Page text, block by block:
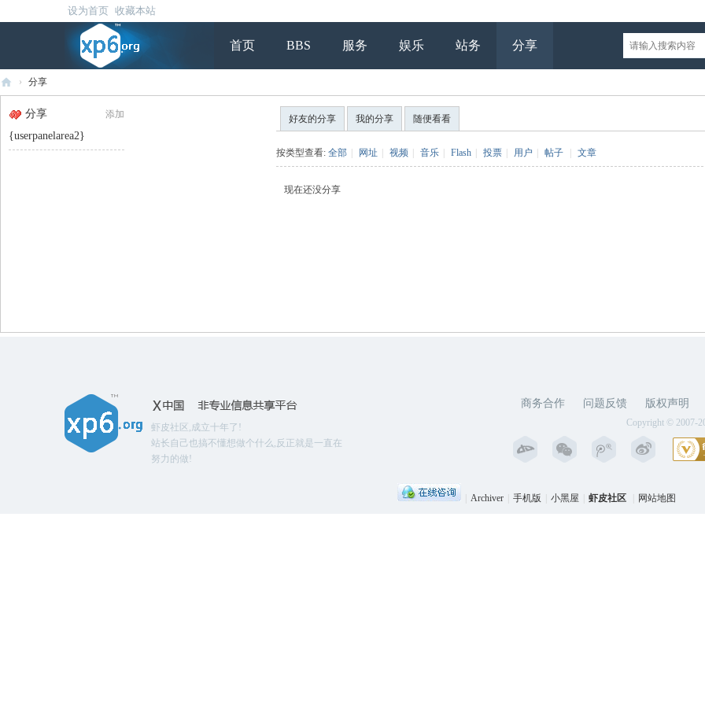
设为首页 收藏本站
首页 BBS 服务 娱乐 站务 分享
社
› 分享
添加
分享
{userpanelarea2}
好友的分享 我的分享 随便看看
按类型查看: 全部 网址 视频 音乐 Flash 投票 用户 帖子 文章
现在还没分享
虾皮社区,成立十年了!
站长自己也搞不懂想做个什么,反正就是一直在
努力的做!
商务合作 问题反馈 版权声明
Copyright © 2007-
Archiver 手机版 小黑屋 虾皮社区 网站地图